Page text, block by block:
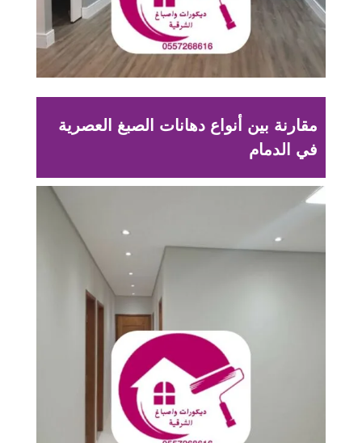
مقارنة بين أنواع دهانات الصبغ العصرية
في الدمام